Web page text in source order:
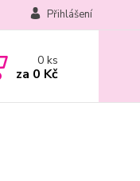
Přihlášení
0ks
za 0 Kč